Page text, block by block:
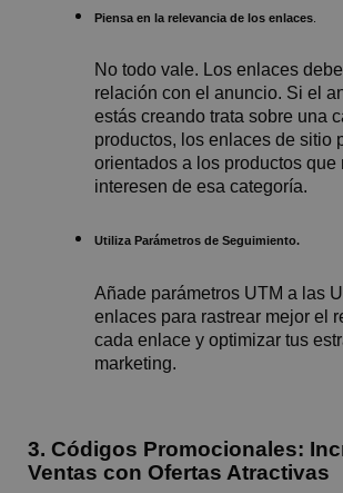
Piensa en la relevancia de los enlaces
No todo vale. Los enlaces
relación con el anuncio. Si el
estás creando trata sobre una
productos, los enlaces de sitio
orientados a los productos que
interesen de esa categoría.
Utiliza Parámetros de Seguimiento.
Añade parámetros UTM a las
enlaces para rastrear mejor el
cada enlace y optimizar tus
marketing.
3. Códigos Promocionales:
Ventas con Ofertas Atractivas